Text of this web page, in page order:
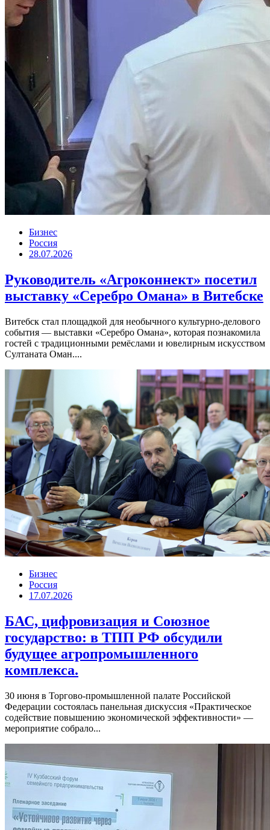
Бизнес
Россия
28.07.2026
Руководитель «Агроконнект» посетил
выставку «Серебро Омана» в Витебске
Витебск стал площадкой для необычного культурно-делового
события — выставки «Серебро Омана», которая познакомила
гостей с традиционными ремёслами и ювелирным искусством
Султаната Оман....
Бизнес
Россия
17.07.2026
БАС, цифровизация и Союзное
государство: в ТПП РФ обсудили
будущее агропромышленного
комплекса.
30 июня в Торгово-промышленной палате Российской
Федерации состоялась панельная дискуссия «Практическое
содействие повышению экономической эффективности» —
мероприятие собрало...